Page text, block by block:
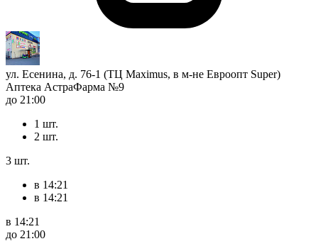
ул. Есенина, д. 76-1 (ТЦ Maximus, в м-не Евроопт Super)
Аптека АстраФарма №9
до 21:00
1 шт.
2 шт.
3 шт.
в 14:21
в 14:21
в 14:21
до 21:00